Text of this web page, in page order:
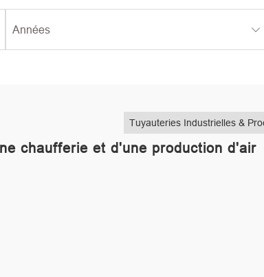
chaufferie et d'une production d'air
Tuyauteries Industrielles &